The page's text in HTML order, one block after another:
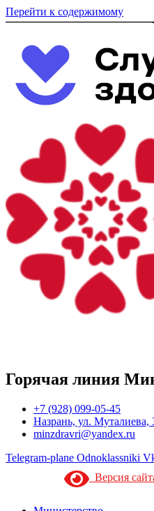
Перейти к содержимому
Горячая линия
+7 (928) 099-05-45
Назрань, ул. Муталиева,
minzdravri@yandex.ru
Telegram-plane Odnoklassniki
Версия